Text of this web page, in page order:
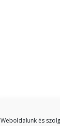
Weboldalunk és